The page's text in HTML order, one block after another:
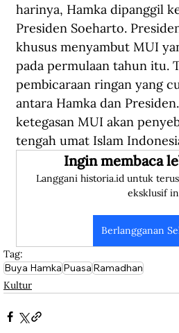
harinya, Hamka dipanggil
Presiden Soeharto.
khusus menyambut MUI
pada permulaan tahun itu.
pembicaraan ringan yang
antara Hamka dan
ketegasan MUI akan
tengah umat Islam
Ingin membaca
Langgani historia.id untuk
eksklusif
Berlangganan
Tag:
Buya HamkaPuasaRamadhan
Kultur